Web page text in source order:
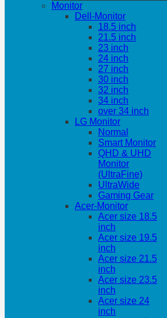
Monitor
Dell-Monitor
18.5 inch
21.5 inch
23 inch
24 inch
27 inch
30 inch
32 inch
34 inch
over 34 inch
LG Monitor
Normal
Smart Monitor
QHD & UHD
Monitor
(UltraFine)
UltraWide
Gaming Gear
Acer-Monitor
Acer size 18.5
inch
Acer size 19.5
inch
Acer size 21.5
inch
Acer size 23.5
inch
Acer size 24
inch